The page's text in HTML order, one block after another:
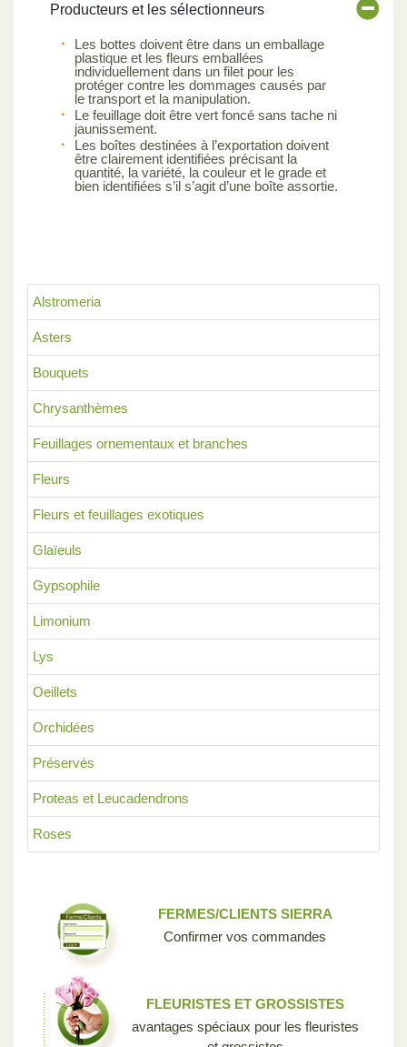
Alstromeria
Asters
Bouquets
Chrysanthèmes
Feuillages ornementaux et branches
Fleurs
Fleurs et feuillages exotiques
Glaïeuls
Gypsophile
Limonium
Lys
Oeillets
Orchidées
Préservés
Proteas et Leucadendrons
Roses
Producteurs et les sélectionneurs
Les bottes doivent être dans un emballage
plastique et les fleurs emballées
individuellement dans un filet pour les
protéger contre les dommages causés par
le transport et la manipulation.
Le feuillage doit être vert foncé sans tache ni
jaunissement.
Les boîtes destinées à l’exportation doivent
être clairement identifiées précisant la
quantité, la variété, la couleur et le grade et
bien identifiées s’il s’agit d’une boîte assortie.
FERMES/CLIENTS SIERRA
Confirmer vos commandes
FLEURISTES ET GROSSISTES
avantages spéciaux pour les fleuristes